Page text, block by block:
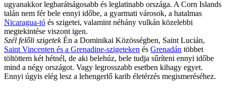
ugyanakkor legbarátságosabb és leglatinabb országa. A Corn Islands
talán nem fér bele ennyi időbe, a gyarmati városok, a hatalmas
Nicaragua-tó és szigetei, valamint néhány vulkán közelebbi
megtekintése viszont igen.
Szél felőli szigetekÉn a Dominikai Közösségben, Saint Lucián,
Saint Vincenten és a Grenadine-szigeteken és Grenadán többet
töltöttem két hétnél, de aki belehúz, bele tudja sűríteni ennyi időbe
mind a négy országot. Vagy legrosszabb esetben kihagy egyet.
Ennyi úgyis elég lesz a lehengerlő karib életérzés megismeréséhez.